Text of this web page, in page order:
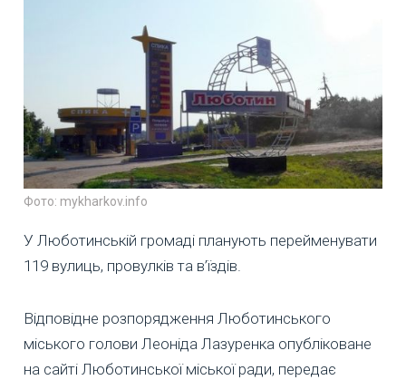
Фото: mykharkov.info
У Люботинській громаді планують перейменувати
119 вулиць, провулків та в’їздів.
Відповідне розпорядження Люботинського
міського голови Леоніда Лазуренка опубліковане
на сайті Люботинської міської ради, передає